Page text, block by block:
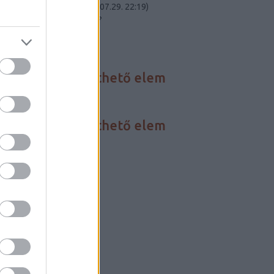
2023.07.29. 22:19)
Összeomlik a civilizációnk?
HÍREINK
Nincs megjeleníthető elem
Nincs megjeleníthető elem
Biomass
LINKEK
Darwin-nap